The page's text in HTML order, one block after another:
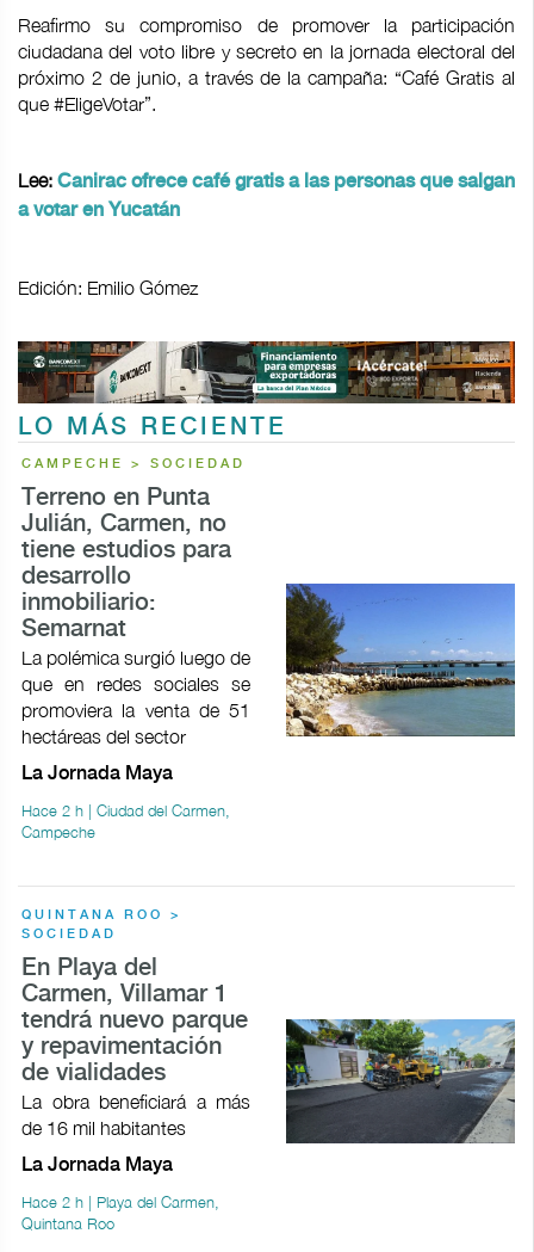
Reafirmo su compromiso de promover la participación
ciudadana del voto libre y secreto en la jornada electoral del
próximo 2 de junio, a través de la campaña: “Café Gratis al
que #EligeVotar”.
Lee: Canirac ofrece café gratis a las personas que salgan
a votar en Yucatán
Edición: Emilio Gómez
LO MÁS RECIENTE
CAMPECHE > SOCIEDAD
Terreno en Punta
Julián, Carmen, no
tiene estudios para
desarrollo
inmobiliario:
Semarnat
La polémica surgió luego de
que en redes sociales se
promoviera la venta de 51
hectáreas del sector
La Jornada Maya
Hace 2 h | Ciudad del Carmen,
Campeche
QUINTANA ROO >
SOCIEDAD
En Playa del
Carmen, Villamar 1
tendrá nuevo parque
y repavimentación
de vialidades
La obra beneficiará a más
de 16 mil habitantes
La Jornada Maya
Hace 2 h | Playa del Carmen,
Quintana Roo